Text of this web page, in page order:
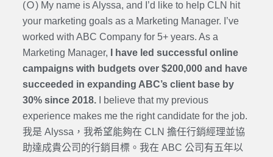
(Ｏ) My name is Alyssa, and I’d like to help CLN hit
your marketing goals as a Marketing Manager. I’ve
worked with ABC Company for 5+ years. As a
Marketing Manager,
I have led successful online
campaigns with budgets over $200,000 and have
succeeded in expanding ABC’s client base by
30% since 2018.I believe that my previous
experience makes me the right candidate for the job.
我是 Alyssa，我希望能夠在 CLN 擔任行銷經理並協
助達成貴公司的行銷目標。我在 ABC 公司有五年以